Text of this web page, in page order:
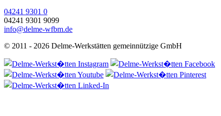
04241 9301 0
04241 9301 9099
info@delme-wfbm.de
© 2011 - 2026 Delme-Werkstätten gemeinnützige GmbH